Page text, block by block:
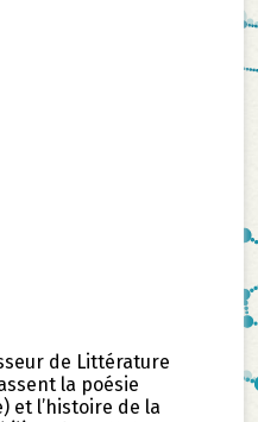
de Littérature
la poésie
et l’histoire de la